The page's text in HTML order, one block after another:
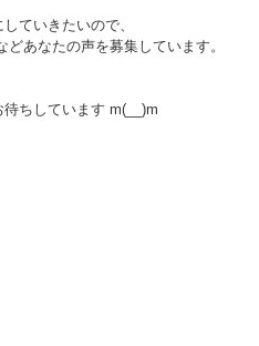
ていきたいので、
あなたの声を募集しています。
ちしています m(__)m